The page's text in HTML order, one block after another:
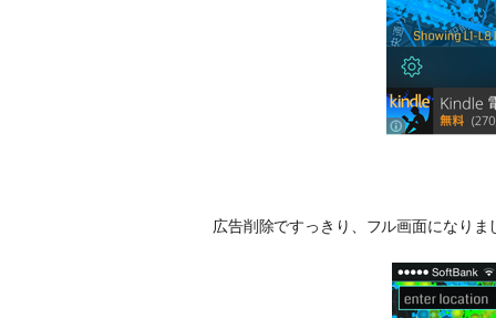
広告削除ですっきり、フル画面になりま